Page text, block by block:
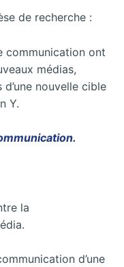
de recherche :
communication ont
médias,
nouvelle cible
Y.
la
d’une